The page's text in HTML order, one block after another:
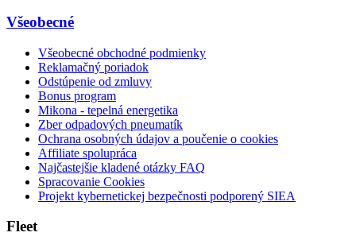
Všeobecné
Všeobecné obchodné podmienky
Reklamačný poriadok
Odstúpenie od zmluvy
Bonus program
Mikona - tepelná energetika
Zber odpadových pneumatík
Ochrana osobných údajov a poučenie o cookies
Affiliate spolupráca
Najčastejšie kladené otázky FAQ
Spracovanie Cookies
Projekt kybernetickej bezpečnosti podporený SIEA
Fleet